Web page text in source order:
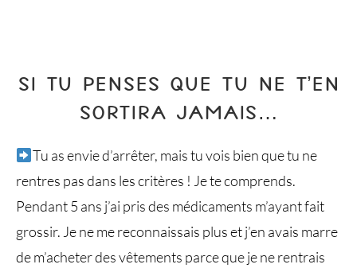
SI TU PENSES QUE TU NE T’EN
SORTIRA JAMAIS…
Tu as envie d’arrêter, mais tu vois bien que tu ne
rentres pas dans les critères ! Je te comprends.
Pendant 5 ans j’ai pris des médicaments m’ayant fait
grossir. Je ne me reconnaissais plus et j’en avais marre
de m’acheter des vêtements parce que je ne rentrais